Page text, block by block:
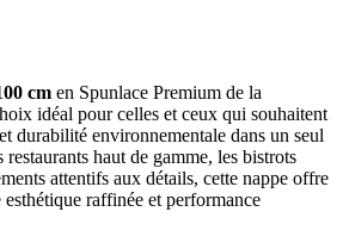
cm en Spunlace Premium de la
idéal pour celles et ceux qui souhaitent
durabilité environnementale dans un seul
haut de gamme, les bistrots
attentifs aux détails, cette nappe offre
raffinée et performance